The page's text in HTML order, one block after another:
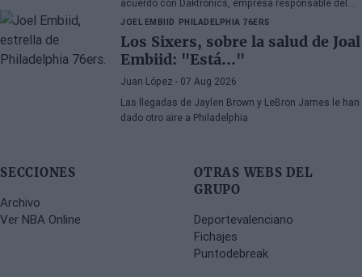
acuerdo con Daktronics, empresa responsable del
videomarcador del Intuit Dome
JOEL EMBIID PHILADELPHIA 76ERS
Los Sixers, sobre la salud de Joal
Embiid: "Está..."
Juan López - 07 Aug 2026
Las llegadas de Jaylen Brown y LeBron James le han
dado otro aire a Philadelphia
SECCIONES
Archivo
Ver NBA Online
OTRAS WEBS DEL
GRUPO
Deportevalenciano
Fichajes
Puntodebreak